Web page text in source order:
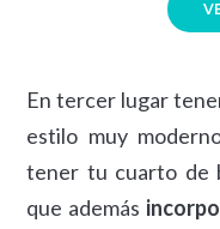
En tercer lugar
estilo muy
tener tu cuarto de
que además